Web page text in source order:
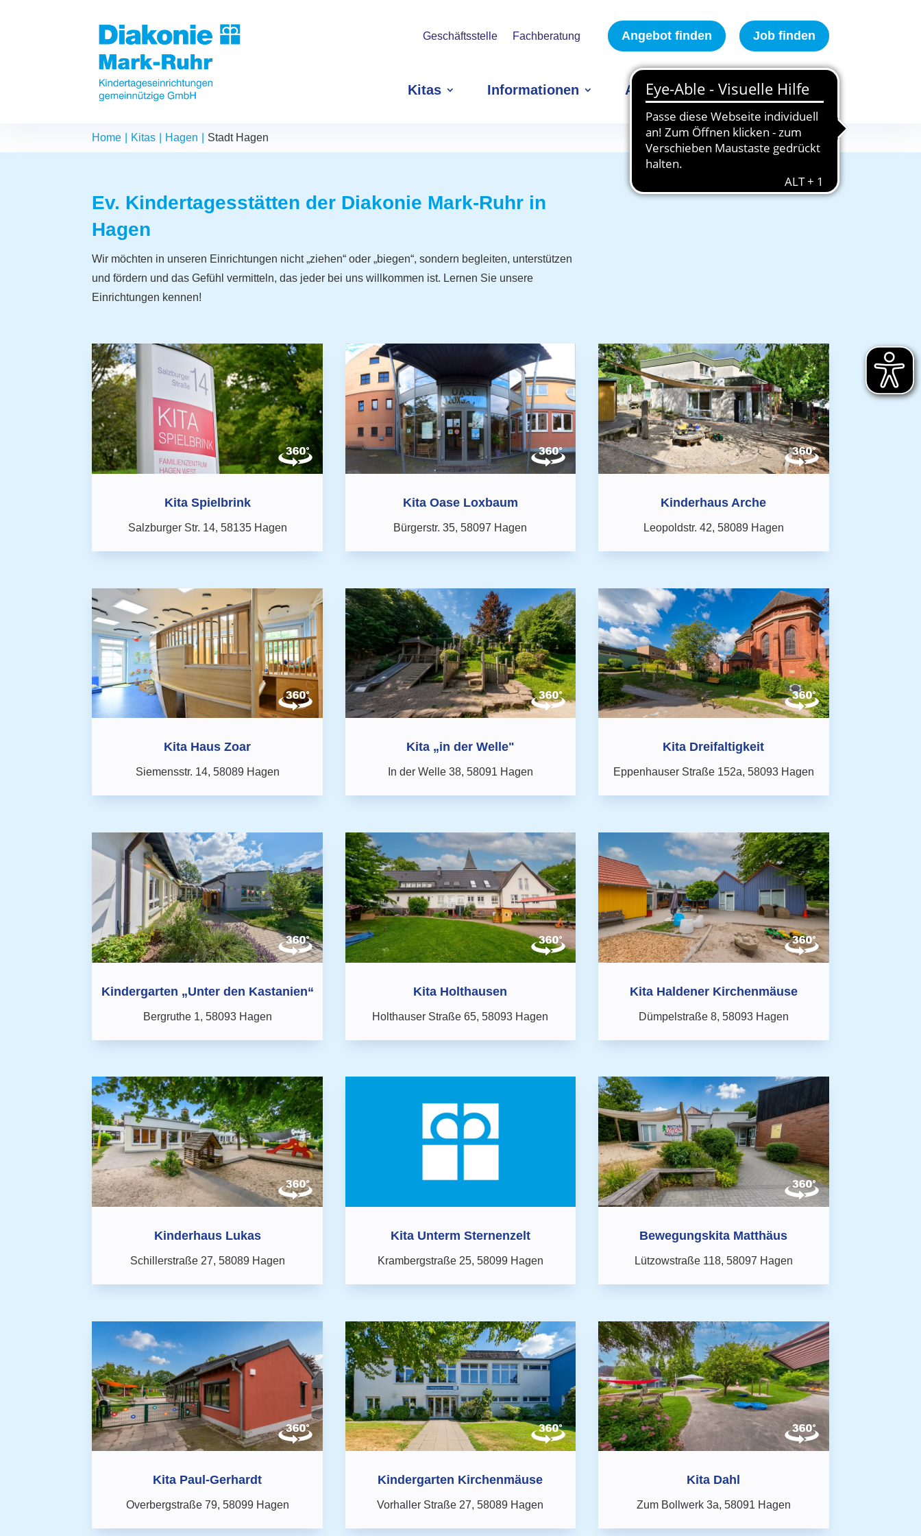
Geschäftsstelle Fachberatung Angebot finden Job finden
Kitas Informationen Aktuelles
Home Kitas Hagen Stadt Hagen
Ev. Kindertagesstätten der Diakonie Mark-Ruhr in
Hagen
Wir möchten in unseren Einrichtungen nicht „ziehen“ oder „biegen“, sondern begleiten, unterstützen
und fördern und das Gefühl vermitteln, das jeder bei uns willkommen ist. Lernen Sie unsere
Einrichtungen kennen!
Kita Spielbrink
Salzburger Str. 14, 58135 Hagen
Kita Oase Loxbaum
Bürgerstr. 35,58097 Hagen
Kinderhaus Arche
Leopoldstr. 42, 58089 Hagen
Kita Haus Zoar
Siemensstr. 14, 58089 Hagen
Kita „in der Welle"
In der Welle 38, 58091 Hagen
Kita Dreifaltigkeit
Eppenhauser Straße 152a, 58093 Hagen
Kindergarten „Unter den Kastanien“
Bergruthe 1, 58093 Hagen
Kita Holthausen
Holthauser Straße 65,58093 Hagen
Kita Haldener Kirchenmäuse
Dümpelstraße 8, 58093 Hagen
Kinderhaus Lukas
Schillerstraße 27, 58089 Hagen
Kita Unterm Sternenzelt
Krambergstraße 25, 58099 Hagen
Bewegungskita Matthäus
Lützowstraße 118, 58097 Hagen
Kita Paul-Gerhardt
Overbergstraße 79, 58099 Hagen
Kindergarten Kirchenmäuse
Vorhaller Straße 27,58089 Hagen
Kita Dahl
Zum Bollwerk 3a, 58091 Hagen